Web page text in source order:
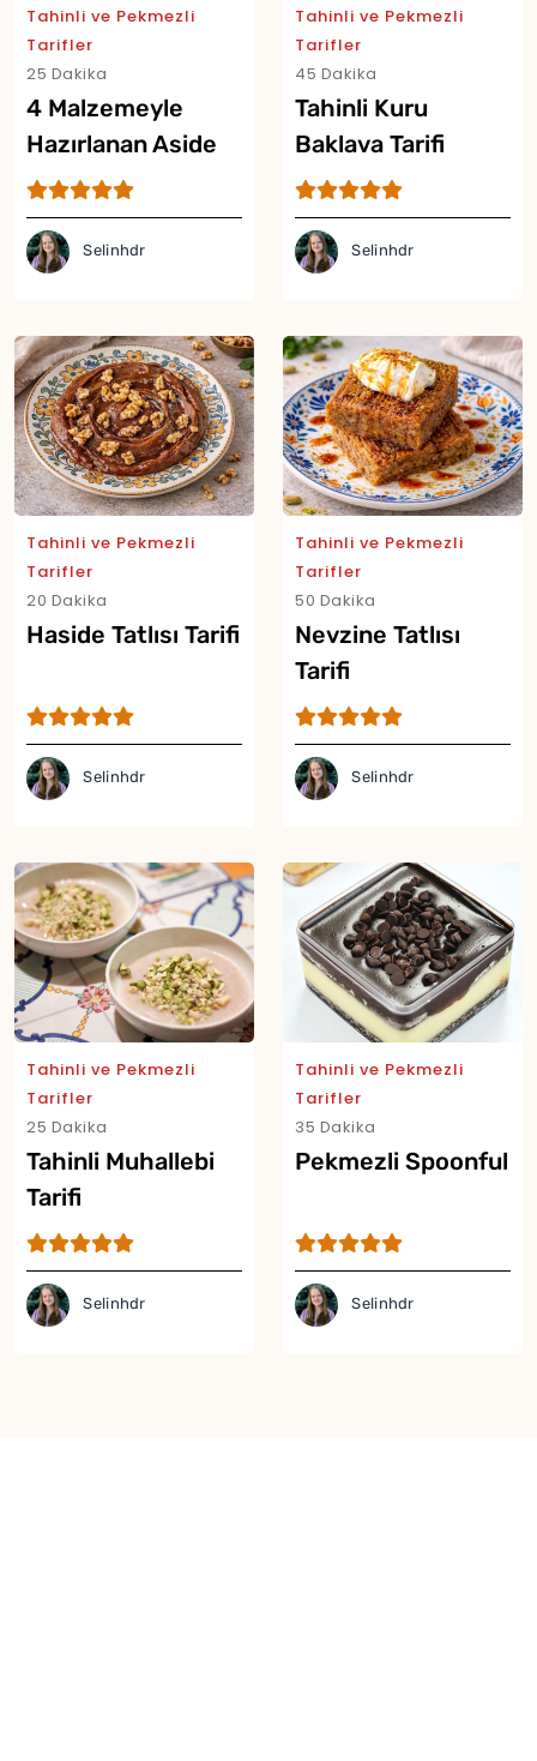
Tahinli ve Pekmezli
Tarifler
25 Dakika
4 Malzemeyle
Hazırlanan Aside
Tatlısı Tarifi
Selinhdr
Tahinli ve Pekmezli
Tarifler
45 Dakika
Tahinli Kuru
Baklava Tarifi
Selinhdr
Tahinli ve Pekmezli
Tarifler
20 Dakika
Haside Tatlısı Tarifi
Selinhdr
Tahinli ve Pekmezli
Tarifler
50 Dakika
Nevzine Tatlısı
Tarifi
Selinhdr
Tahinli ve Pekmezli
Tarifler
25 Dakika
Tahinli Muhallebi
Tarifi
Selinhdr
Tahinli ve Pekmezli
Tarifler
35 Dakika
Pekmezli Spoonful
Selinhdr